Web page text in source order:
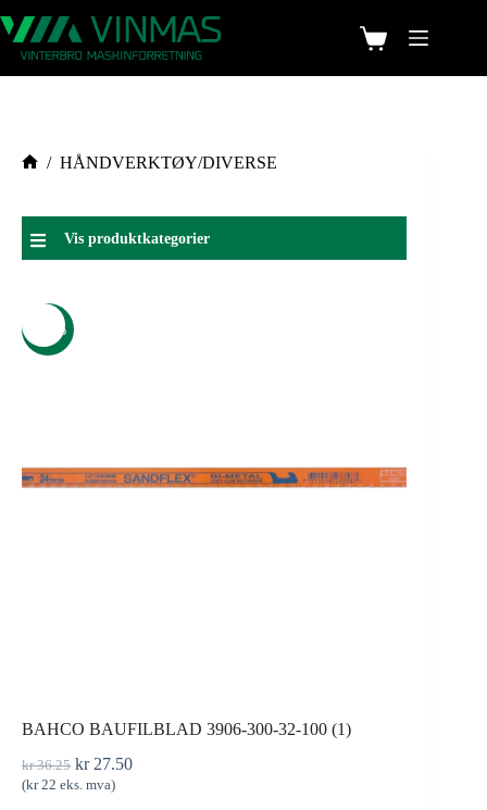
/ HÅNDVERKTØY/DIVERSE
Vis produktkategorier
-24%
BAHCO BAUFILBLAD 3906-300-32-100 (1)
kr36.25 kr27.50
(kr22 eks. mva)